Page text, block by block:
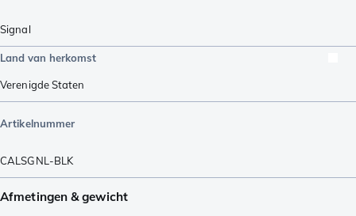
Signal
Land van herkomst
Verenigde Staten
Artikelnummer
CALSGNL-BLK
Afmetingen & gewicht